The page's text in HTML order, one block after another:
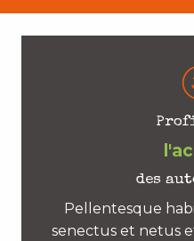
des
Pellentesque
senectus et netus